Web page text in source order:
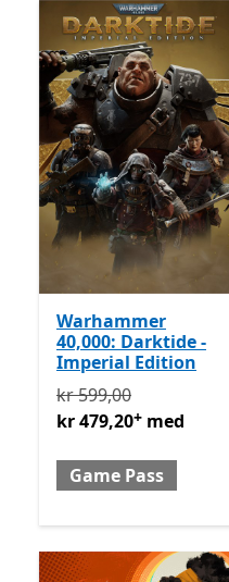
Warhammer
40,000: Darktide -
Imperial Edition
Opprinnelig kr
kr 599,00
kr 479,20+ med
Game Pass